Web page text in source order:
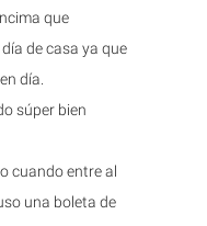
que
de casa ya que
día.
súper bien
cuando entre al
una boleta de